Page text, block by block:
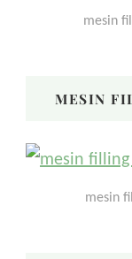
mesin
MESIN
mesin